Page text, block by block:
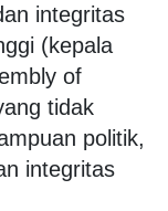
integritas
(kepala
of
tidak
politik,
integritas